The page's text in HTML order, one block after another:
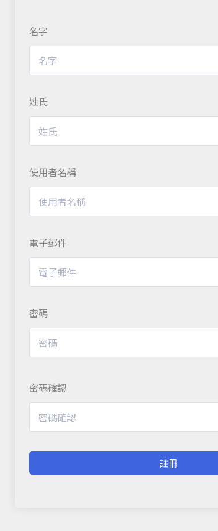
名字
姓氏
使用者名稱
電子郵件
密碼
密碼確認
註冊